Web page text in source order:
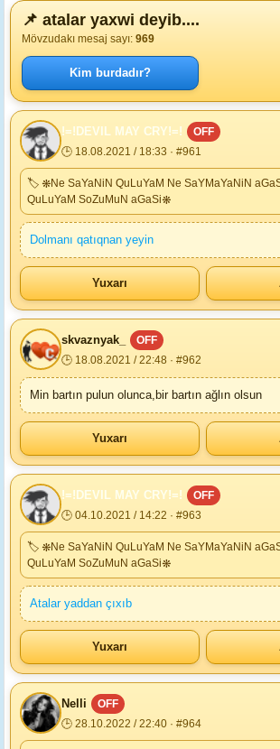
📌 atalar yaxwi deyib....
Mövzudakı mesaj sayı: 969
Kim burdadır?
!=!DEVIL MAY CRY!=!
OFF
🕒 18.08.2021 / 18:33 · #961
🏷 ❋Ne SaYaNiN QuLuYaM Ne SaYMaYaNiN
QuLuYaM SoZuMuN aGaSi❋
Dolmanı qatıqnan yeyin
Yuxarı
skvaznyak_
OFF
🕒 18.08.2021 / 22:48 · #962
Min bartın pulun olunca,bir bartın ağlın olsun
Yuxarı
!=!DEVIL MAY CRY!=!
OFF
🕒 04.10.2021 / 14:22 · #963
🏷 ❋Ne SaYaNiN QuLuYaM Ne SaYMaYaNiN
QuLuYaM SoZuMuN aGaSi❋
Atalar yaddan çıxıb
Yuxarı
Nelli
OFF
🕒 28.10.2022 / 22:40 · #964